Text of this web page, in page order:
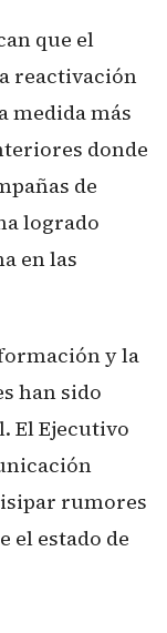
que el
reactivación
medida más
donde
de
logrado
en las
y la
han sido
El Ejecutivo
rumores
el estado de